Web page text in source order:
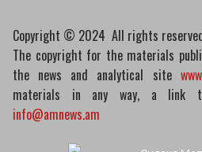
Copyright © 2024 All rights
The copyright for the materials
the news and analytical site
materials in any way, a link
info@amnews.am